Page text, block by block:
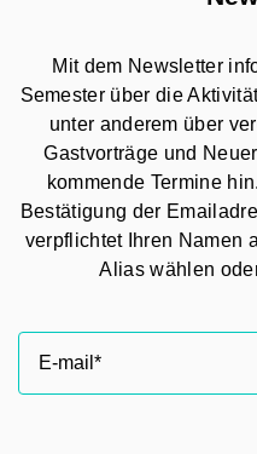
Mit dem Newsletter
Semester über die
unter anderem über
Gastvorträge und
kommende Termine
Bestätigung der
verpflichtet Ihren Namen
Alias wählen